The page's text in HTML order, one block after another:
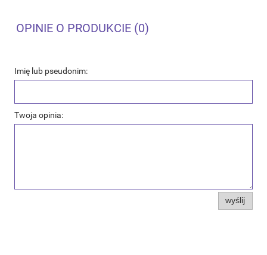
OPINIE O PRODUKCIE (0)
Imię lub pseudonim:
Twoja opinia:
wyślij